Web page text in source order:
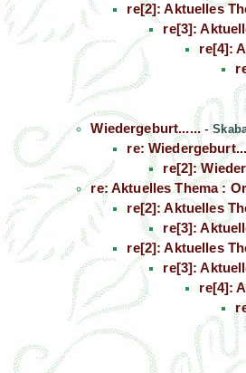
re[2]: Aktuelles
re[3]:
re[4]:
Wiedergeburt...... -
re:
re[2]:
re: Aktuelles Thema :
re[2]: Aktuelles
re[3]:
re[2]: Aktuelles
re[3]:
re[4]: